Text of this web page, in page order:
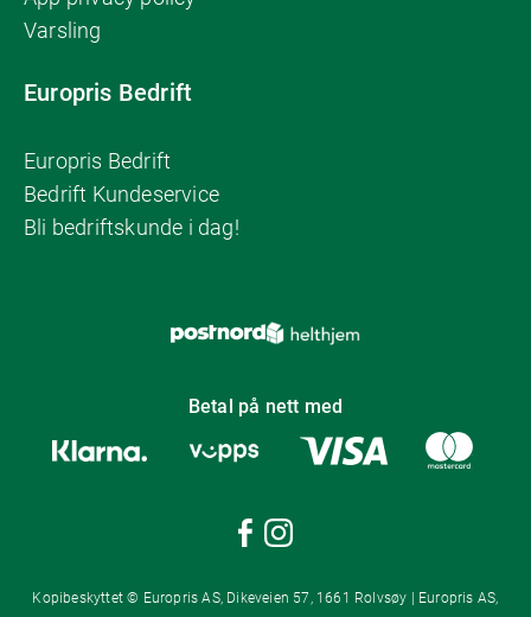
Varsling
Europris Bedrift
Europris Bedrift
Bedrift Kundeservice
Bli bedriftskunde i dag!
Betal på nett med
Kopibeskyttet © Europris AS, Dikeveien 57, 1661 Rolvsøy | Europris AS,